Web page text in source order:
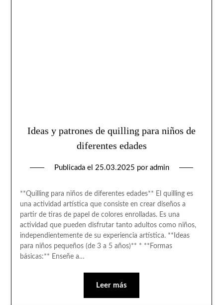
Ideas y patrones de quilling para niños de
diferentes edades
Publicada el 25.03.2025 por admin
**Quilling para niños de diferentes edades** El quilling es
una actividad artística que consiste en crear diseños a
partir de tiras de papel de colores enrolladas. Es una
actividad que pueden disfrutar tanto adultos como niños,
independientemente de su experiencia artística. **Ideas
para niños pequeños (de 3 a 5 años)** * **Formas
básicas:** Enseñe a…
Leer más